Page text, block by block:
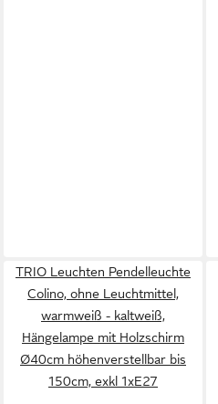
TRIO Leuchten Pendelleuchte
Colino, ohne Leuchtmittel,
warmweiß - kaltweiß,
Hängelampe mit Holzschirm
Ø40cm höhenverstellbar bis
150cm, exkl 1xE27